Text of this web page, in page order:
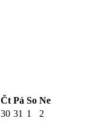
Čt Pá So Ne
30 31 1
2